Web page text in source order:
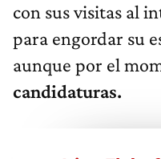
con sus visitas al
para engordar su
aunque por el
candidaturas.